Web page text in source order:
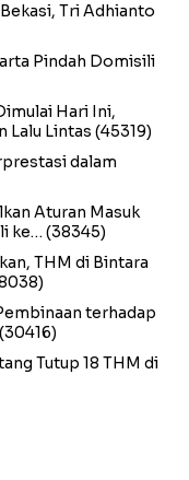
Tri Adhianto
Pindah Domisili
Hari Ini,
Lalu Lintas (45319)
dalam
Aturan Masuk
ke… (38345)
THM di Bintara
terhadap
(30416)
Tutup 18 THM di